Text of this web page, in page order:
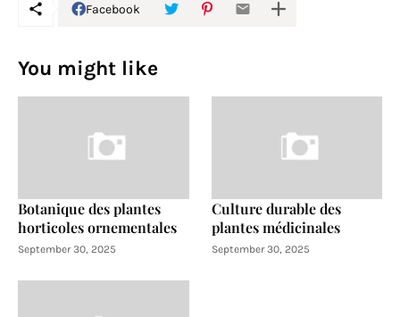
Facebook
You might like
Botanique des plantes
horticoles ornementales
September 30, 2025
Culture durable des
plantes médicinales
September 30, 2025